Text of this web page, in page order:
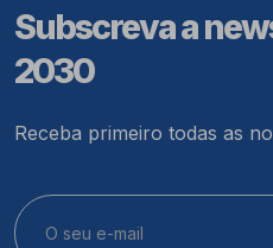
Subscreva a
2030
Receba primeiro todas as